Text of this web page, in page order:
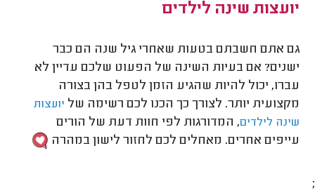
יועצות שינה לילדים
גם אתם חשבתם בטעות שאחרי גיל שנה הם כבר
ישנים? אם בעיות השינה של הפעוט שלכם עדיין לא
עברו, יכול להיות שהגיע הזמן לטפל בהן בצורה
מקצועית יותר. לצורך כך הכנו לכם רשימה של יועצות
שינה לילדים, המדורגות לפי חוות דעת של הורים
עייפים אחרים. מאחלים לכם לחזור לישון במהרה
;